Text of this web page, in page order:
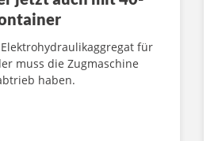
für
muss die Zugmaschine
haben.